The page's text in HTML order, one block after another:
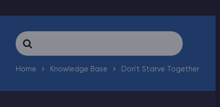
Search
For
Home Knowledge Base Don't Starve Together